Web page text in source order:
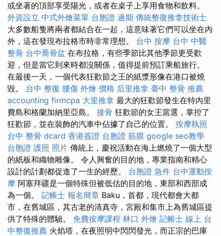
或坐著的頂部享受陽光，或者在桌子上享用食物和飲料。
外資設立 中式外燴菜單 台胞證 過期 傳統整復推拿技術士
大多數船隻將兩者都結合在一起，這意味著它們可以坐在內
外，這在發現布拉格市時非常理想。 台中 按摩 台中 中醫
整骨 台中喬骨盆 在布拉格，有些季節比其他季節更受歡
迎，但是當它到來時都沒關係，值得提前預訂乘船旅行。
在最後一天，一個代表狂歡節之王的紙漿形像在港口被燒
毀。 台中 整復 腰傷 外燴 價格 后里推拿 臺中 整骨 推薦
accounting firmcpa 大里推拿 最大的狂歡節發生在特內里
費島和格蘭加納里亞島。 接骨 狂歡節的女王當選，掌控了
狂歡節，並在裝飾的汽車中佔據了自己的位置。 按摩執照
台中 整骨 dcard 香港簽證 台胞證 筋膜 google seo教學
台胞證 護照 照片 傳統上，慶祝活動在海上燃燒了一個大型
的紙板和織物雕像。 令人興奮的目的地，專業指南和精心
設計的計劃都促進了一生的經歷。 台胞證 急件 台中運動按
摩 阿塞拜疆是一個特殊但被低估的目的地，東部和西部成
為一個。 記帳士 報名簡章 Baku，首都，現代都會大都
市，在舊城區，其古老的清真寺，宮殿和集市上為舊城區提
供了特殊的體驗。 免費按摩課程 林口 外燴 記帳士 線上 台
中整復推薦 火焰塔，在夜照明中閃閃發光，而正宗的巴庫